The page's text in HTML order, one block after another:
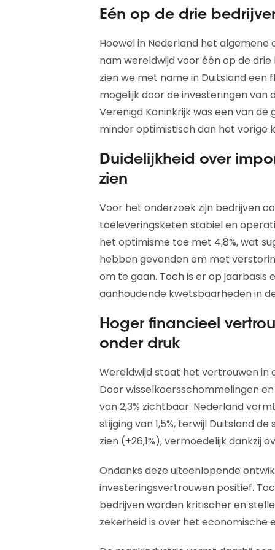
Eén op de drie
Hoewel in Nederland het
nam wereldwijd voor één op de
zien we met name in Duitsland een
mogelijk door de investeringen van
Verenigd Koninkrijk was een van de
minder optimistisch dan het vorige
Duidelijkheid over
zien
Voor het onderzoek zijn bedrijven
toeleveringsketen stabiel en
het optimisme toe met 4,8%, wat
hebben gevonden om met
om te gaan. Toch is er op jaarbasis
aanhoudende kwetsbaarheden in
Hoger financieel
onder druk
Wereldwijd staat het vertrouwen in
Door wisselkoersschommelingen
van 2,3% zichtbaar. Nederland
stijging van 1,5%, terwijl Duitsland
zien (+26,1%), vermoedelijk dankzij
Ondanks deze uiteenlopende
investeringsvertrouwen positief.
bedrijven worden kritischer en
zekerheid is over het economische